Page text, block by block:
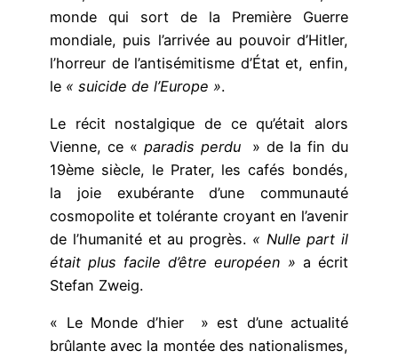
monde qui sort de la Première Guerre
mondiale, puis l’arrivée au pouvoir d’Hitler,
l’horreur de l’antisémitisme d’État et, enfin,
le « suicide de l’Europe ».
Le récit nostalgique de ce qu’était alors
Vienne, ce « paradis perdu» de la fin du
19ème siècle, le Prater, les cafés bondés,
la joie exubérante d’une communauté
cosmopolite et tolérante croyant en l’avenir
de l’humanité et au progrès. « Nulle part il
était plus facile d’être européen » a écrit
Stefan Zweig.
« Le Monde d’hier » est d’une actualité
brûlante avec la montée des nationalismes,